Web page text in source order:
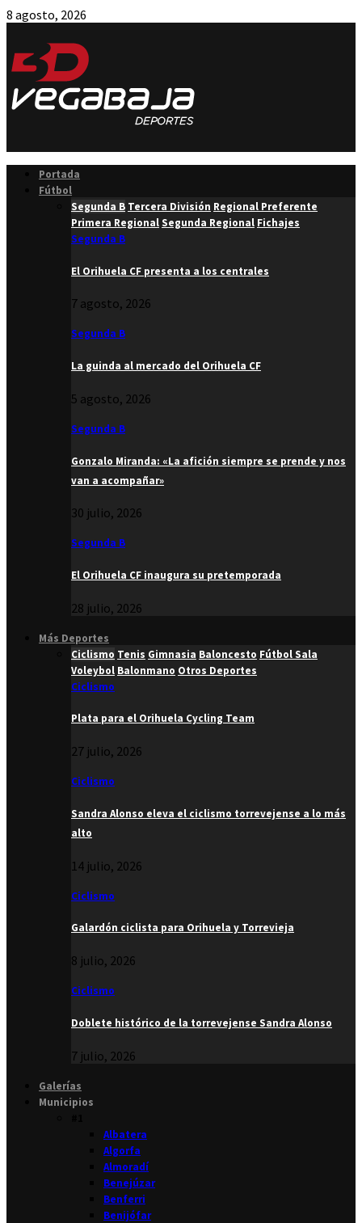
8 agosto, 2026
Portada
Fútbol
Segunda B Tercera División Regional Preferente
Primera RegionalSegunda Regional Fichajes
Segunda B
El Orihuela CF presenta a los centrales
7 agosto, 2026
Segunda B
La guinda al mercado del Orihuela CF
5 agosto, 2026
Segunda B
Gonzalo Miranda: «La afición siempre se prende y nos
van a acompañar»
30 julio, 2026
Segunda B
El Orihuela CF inaugura su pretemporada
28 julio, 2026
Más Deportes
Ciclismo Tenis Gimnasia Baloncesto Fútbol Sala
Voleybol Balonmano Otros Deportes
Ciclismo
Plata para el Orihuela Cycling Team
27 julio, 2026
Ciclismo
Sandra Alonso eleva el ciclismo torrevejense a lo más
alto
14 julio, 2026
Ciclismo
Galardón ciclista para Orihuela y Torrevieja
8 julio, 2026
Ciclismo
Doblete histórico de la torrevejense Sandra Alonso
7 julio, 2026
Galerías
Municipios
Albatera
Algorfa
Almoradí
Benejúzar
Benferri
Benijófar